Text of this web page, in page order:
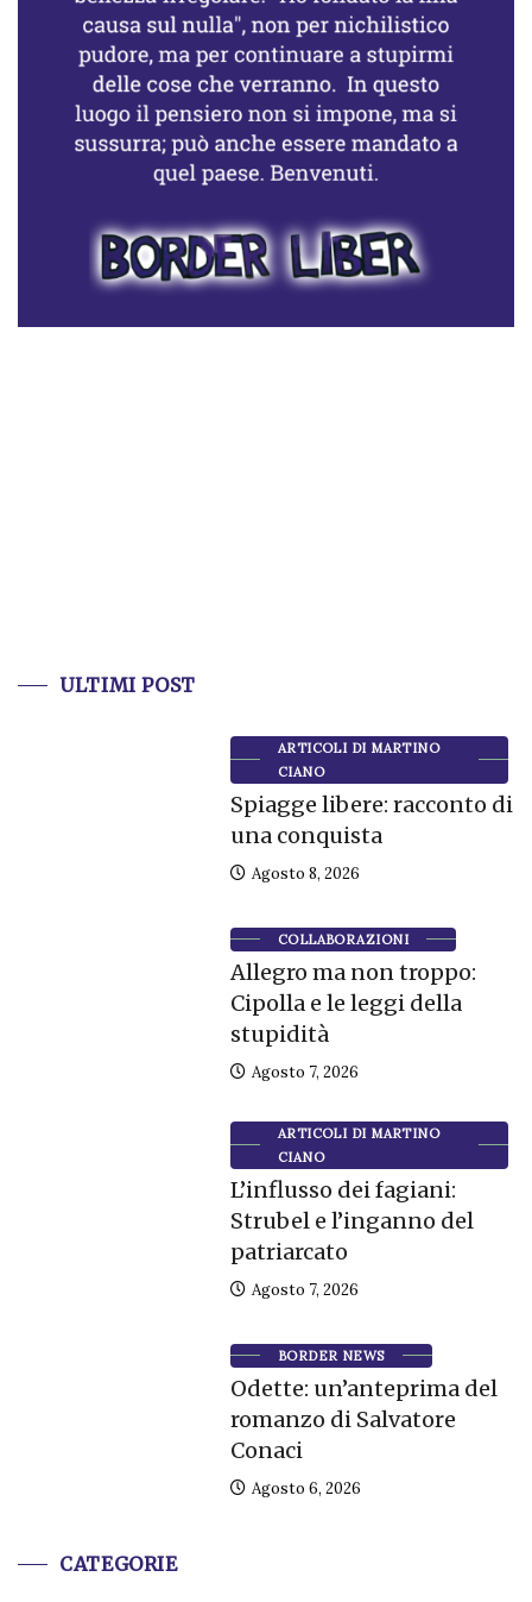
ULTIMI POST
ARTICOLI DI MARTINO
CIANO
Spiagge libere: racconto di
una conquista
Agosto 8, 2026
COLLABORAZIONI
Allegro ma non troppo:
Cipolla e le leggi della
stupidità
Agosto 7, 2026
ARTICOLI DI MARTINO
CIANO
L’influsso dei fagiani:
Strubel e l’inganno del
patriarcato
Agosto 7, 2026
BORDER NEWS
Odette: un’anteprima del
romanzo di Salvatore
Conaci
Agosto 6, 2026
CATEGORIE